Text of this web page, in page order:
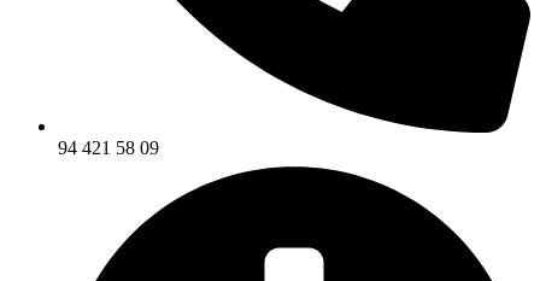
94 421 58 09